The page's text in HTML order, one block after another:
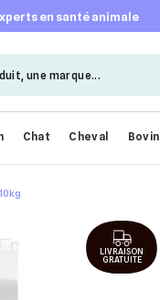
en santé animale
Chat Cheval Bovin
LIVRAISON
GRATUITE